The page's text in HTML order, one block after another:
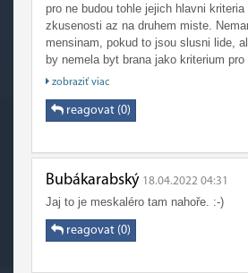
pro ne budou tohle jejich hlavni
zkusenosti az na druhem miste.
mensinam, pokud to jsou slusni lide,
by nemela byt brana jako kriterium
pro ne je to urcite taky ponizujici, ze
zobraziť viac
reagovat (0)
Bubákarabský 18.04.2022 04:31
Jaj to je meskaléro tam nahoře. :-)
reagovat (0)